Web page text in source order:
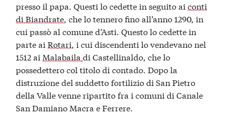
presso il papa. Questi lo cedette in seguito aiconti
di Biandrate, che lo tennero fino all’anno 1290, in
cui passò al comune d’Asti. Questo lo cedette in
parte aiRotari, i cui discendenti lo vendevano nel
1512 ai Malabaila di Castellinaldo, che lo
possedettero col titolo di contado. Dopo la
distruzione del suddetto fortilizio di San Pietro
della Valle venne ripartito fra i comuni di Canale
San Damiano Macra e Ferrere.